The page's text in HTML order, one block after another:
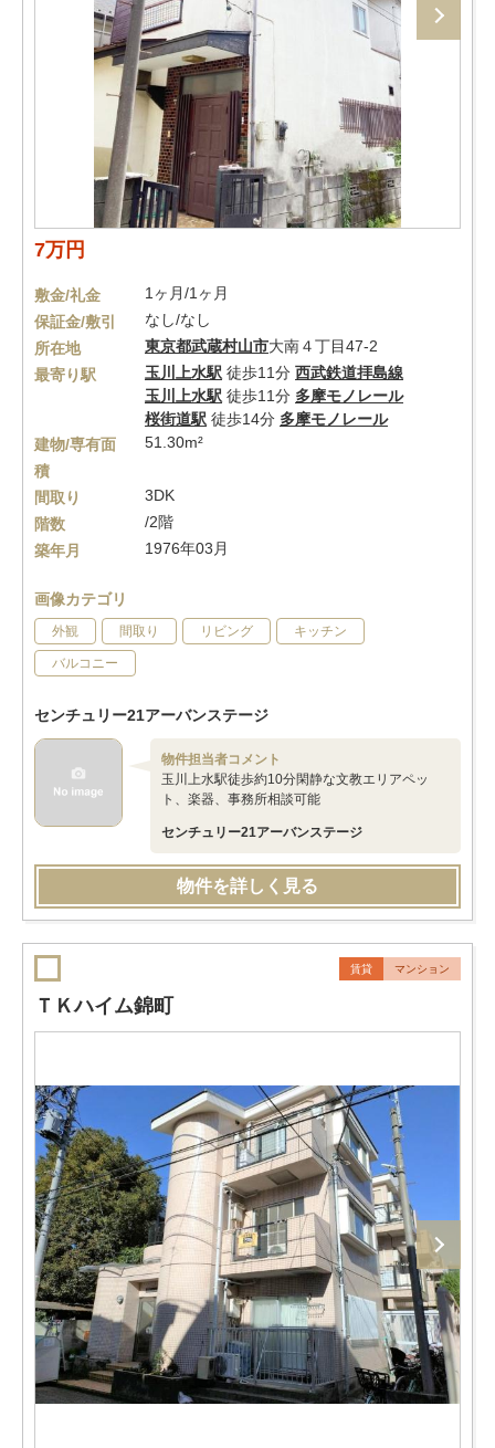
7万円
敷金/礼金
1ヶ月/1ヶ月
保証金/敷引
なし/なし
所在地
東京都武蔵村山市大南４丁目47-2
最寄り駅
玉川上水駅 徒歩11分 西武鉄道拝島線
玉川上水駅 徒歩11分 多摩モノレール
桜街道駅 徒歩14分 多摩モノレール
建物/専有面
積
51.30m²
間取り
3DK
階数
/2階
築年月
1976年03月
画像カテゴリ
外観 間取り リビング キッチン
バルコニー
センチュリー21アーバンステージ
物件担当者コメント
玉川上水駅徒歩約10分閑静な文教エリアペッ
ト、楽器、事務所相談可能
センチュリー21アーバンステージ
物件を詳しく見る
賃貸 マンション
ＴＫハイム錦町